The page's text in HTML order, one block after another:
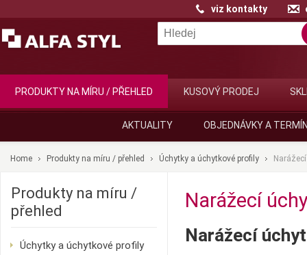
viz kontakty
PRODUKTY NA MÍRU / PŘEHLED KUSOVÝ PRODEJ
AKTUALITY OBJEDNÁVKY A
Home Produkty na míru / přehled Úchytky a úchytkové profily
Produkty na míru /
přehled
Úchytky a úchytkové profily
Narážecí
Narážecí